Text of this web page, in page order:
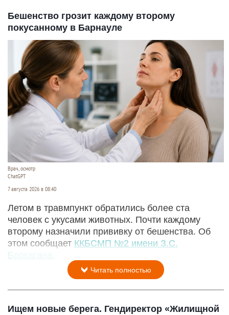
Бешенство грозит каждому второму
покусанному в Барнауле
Врач, осмотр
ChatGPT
7 августа 2026 в 08:40
Летом в травмпункт обратились более ста
человек с укусами животных. Почти каждому
второму назначили прививку от бешенства. Об
этом сообщает ККБСМП №2 имени З.С.
Баркагана.
Читать полностью
Ищем новые берега. Гендиректор «Жилищной